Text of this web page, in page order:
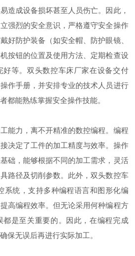
造成设备损坏甚至人员伤亡。因此，
强烈的安全意识，严格遵守安全操作
好防护装备（如安全帽、防护眼镜、
按钮的位置及使用方法、定期检查设
好等。双头数控车床厂家在设备交付
作手册，并安排专业的技术人员进行
都能熟练掌握安全操作技能。
能力，离不开精准的数控编程。编程
决定了工件的加工精度与效率。操作
础，能够根据不同的加工需求，灵活
路径及切削参数。此外，双头数控车
系统，支持多种编程语言和图形化编
高编程效率。但无论采用何种编程方
都是至关重要的。因此，在编程完成
保无误后再进行实际加工。